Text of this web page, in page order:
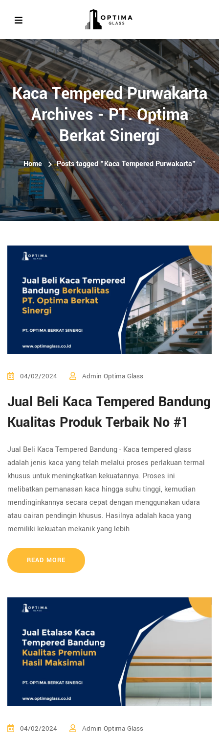
Kaca Tempered Purwakarta
Archives - PT. Optima
Berkat Sinergi
Home Posts tagged "Kaca Tempered Purwakarta"
04/02/2024 Admin Optima Glass
Jual Beli Kaca Tempered Bandung
Kualitas Produk Terbaik No #1
Jual Beli Kaca Tempered Bandung - Kaca tempered glass
adalah jenis kaca yang telah melalui proses perlakuan termal
khusus untuk meningkatkan kekuatannya. Proses ini
melibatkan pemanasan kaca hingga suhu tinggi, kemudian
mendinginkannya secara cepat dengan menggunakan udara
atau cairan pendingin khusus. Hasilnya adalah kaca yang
memiliki kekuatan mekanik yang lebih
READ MORE
04/02/2024 Admin Optima Glass